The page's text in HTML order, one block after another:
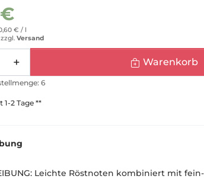
€ / l
zzgl. Versand
Warenkorb
6
1-2 Tage **
Leichte Röstnoten kombiniert mit